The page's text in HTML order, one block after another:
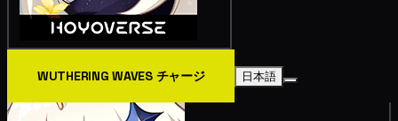
WUTHERING WAVES チャージ 日本語